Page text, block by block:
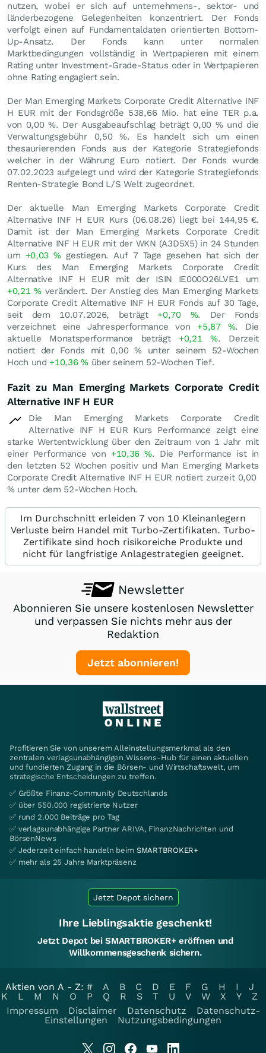
nutzen, wobei er sich auf unternehmens-, sektor- und
länderbezogene Gelegenheiten konzentriert. Der Fonds
verfolgt einen auf Fundamentaldaten orientierten Bottom-
Up-Ansatz. Der Fonds kann unter normalen
Marktbedingungen vollständig in Wertpapieren mit einem
Rating unter Investment-Grade-Status oder in Wertpapieren
ohne Rating engagiert sein.
Der Man Emerging Markets Corporate Credit Alternative INF
H EUR mit der Fondsgröße 538,66 Mio. hat eine TER p.a.
von 0,00 %. Der Ausgabeaufschlag beträgt 0,00 % und die
Verwaltungsgebühr 0,50 %. Es handelt sich um einen
thesaurierenden Fonds aus der Kategorie Strategiefonds
welcher in der Währung Euro notiert. Der Fonds wurde
07.02.2023 aufgelegt und wird der Kategorie Strategiefonds
Renten-Strategie Bond L/S Welt zugeordnet.
Der aktuelle Man Emerging Markets Corporate Credit
Alternative INF H EUR Kurs (06.08.26) liegt bei 144,95 €.
Damit ist der Man Emerging Markets Corporate Credit
Alternative INF H EUR mit der WKN (A3D5X5) in 24 Stunden
um +0,03%gestiegen. Auf 7 Tage gesehen hat sich der
Kurs des Man Emerging Markets Corporate Credit
Alternative INF H EUR mit der ISIN IE000O26LVE1 um
+0,21%verändert. Der Anstieg des Man Emerging Markets
Corporate Credit Alternative INF H EUR Fonds auf 30 Tage,
seit dem 10.07.2026, beträgt +0,70 %. Der Fonds
verzeichnet eine Jahresperformance von +5,87 %. Die
aktuelle Monatsperformance beträgt +0,21%. Derzeit
notiert der Fonds mit 0,00%unter seinem 52-Wochen
Hoch und +10,36%über seinem 52-Wochen Tief.
Fazit zu Man Emerging Markets Corporate Credit
Alternative INF H EUR
Die Man Emerging Markets Corporate Credit
Alternative INF H EUR Kurs Performance zeigt eine
starke Wertentwicklung über den Zeitraum von 1 Jahr mit
einer Performance von +10,36%. Die Performance ist in
den letzten 52 Wochen positiv und Man Emerging Markets
Corporate Credit Alternative INF H EUR notiert zurzeit 0,00
%unter dem 52-Wochen Hoch.
Im Durchschnitt erleiden 7 von 10 Kleinanlegern
Verluste beim Handel mit Turbo-Zertifikaten. Turbo-
Zertifikate sind hoch risikoreiche Produkte und
nicht für langfristige Anlagestrategien geeignet.
Newsletter
Abonnieren Sie unsere kostenlosen Newsletter
und verpassen Sie nichts mehr aus der
Redaktion
Jetzt abonnieren!
Profitieren Sie von unserem Alleinstellungsmerkmal als den
zentralen verlagsunabhängigen Wissens-Hub für einen aktuellen
und fundierten Zugang in die Börsen- und Wirtschaftswelt, um
strategische Entscheidungen zu treffen.
✅ Größte Finanz-Community Deutschlands
✅ über 550.000 registrierte Nutzer
✅ rund 2.000 Beiträge pro Tag
✅ verlagsunabhängige Partner ARIVA, FinanzNachrichten und
BörsenNews
✅ Jederzeit einfach handeln beim SMARTBROKER+
✅ mehr als 25 Jahre Marktpräsenz
Jetzt Depot sichern
Ihre Lieblingsaktie geschenkt!
Jetzt Depot bei SMARTBROKER+ eröffnen und
Willkommensgeschenk sichern.
Aktien von A - Z: # A B C D E F G H I
J
K
L M N O P Q R S T U V W X Y
Z
Impressum
Disclaimer Datenschutz
Datenschutz-
Einstellungen
Nutzungsbedingungen